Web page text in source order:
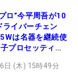
ロ”今平周吾が10
ライバーチェン
は名器を継続使
プロセッティン
日 (木) 15時49分